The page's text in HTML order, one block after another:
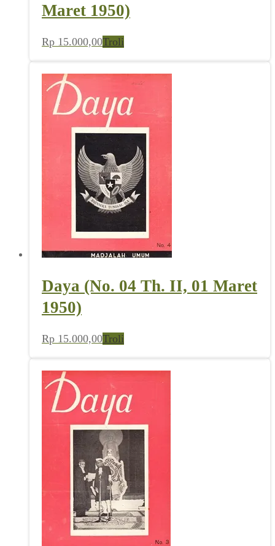
Maret 1950)
Rp 15.000,00Troli
Daya (No. 04 Th. II, 01 Maret
1950)
Rp 15.000,00Troli